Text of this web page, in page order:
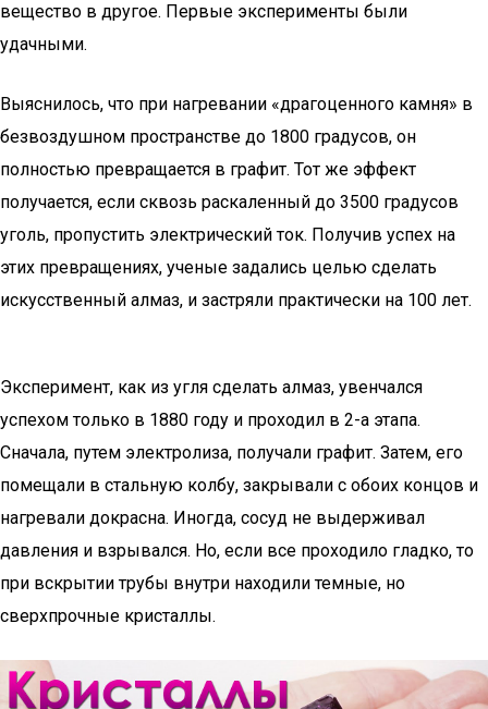
вещество в другое. Первые эксперименты были
удачными.
Выяснилось, что при нагревании «драгоценного камня» в
безвоздушном пространстве до 1800 градусов, он
полностью превращается в графит. Тот же эффект
получается, если сквозь раскаленный до 3500 градусов
уголь, пропустить электрический ток. Получив успех на
этих превращениях, ученые задались целью сделать
искусственный алмаз, и застряли практически на 100 лет.
Эксперимент, как из угля сделать алмаз, увенчался
успехом только в 1880 году и проходил в 2-а этапа.
Сначала, путем электролиза, получали графит. Затем, его
помещали в стальную колбу, закрывали с обоих концов и
нагревали докрасна. Иногда, сосуд не выдерживал
давления и взрывался. Но, если все проходило гладко, то
при вскрытии трубы внутри находили темные, но
сверхпрочные кристаллы.